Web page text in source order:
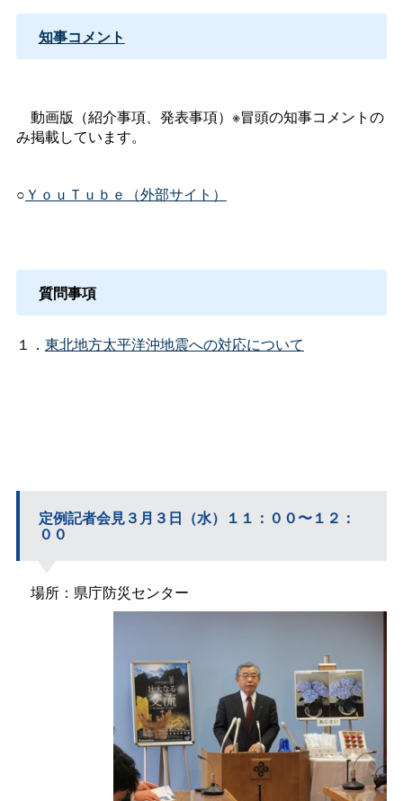
知事コメント
動画版（紹介事項、発表事項）※冒頭の知事コメントの
み掲載しています。
○ＹｏｕＴｕｂｅ（外部サイト）
質問事項
１． 東北地方太平洋沖地震への対応について
定例記者会見３月３日（水）１１：００〜１２：
００
場所：県庁防災センター